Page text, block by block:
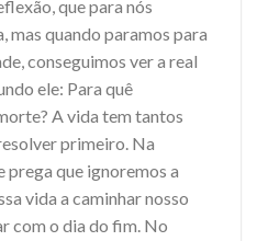
que para nós
mas quando paramos para
conseguimos ver a real
ele: Para quê
A vida tem tantos
primeiro. Na
prega que ignoremos a
vida a caminhar nosso
com o dia do fim. No